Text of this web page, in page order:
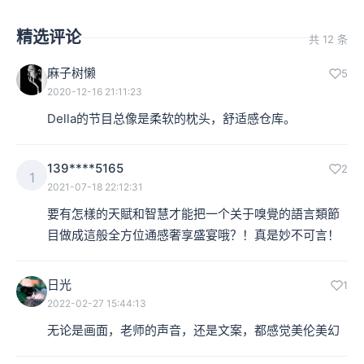
精选评论 共 12 条
麻子树懒 5
2020-12-16 21:11:23
Della的节目总像是柔软的枕头，舒适感仓库。
1
139****5165 2
2021-07-18 22:12:31
要有怎樣的天賦和智慧才能把一个关于嗅覺的語言類節
目做成這般全方位通感奢享盛宴哦？！真是妙不可言！
日光 1
2022-02-27 15:44:13
无论是画面，老师的声音，还是文案，都感觉美伦美幻